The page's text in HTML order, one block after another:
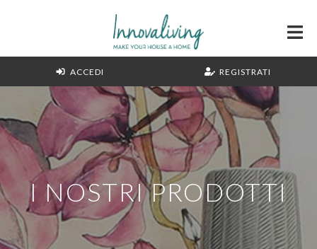
ACCEDI REGISTRATI
I NOSTRI PRODOTTI